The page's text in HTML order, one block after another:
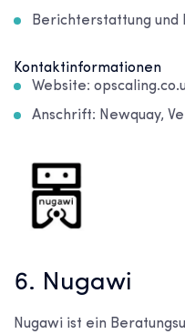
Berichterstattung und
Kontaktinformationen
Website:
Anschrift: Newquay,
6. Nugawi
Nugawi ist ein